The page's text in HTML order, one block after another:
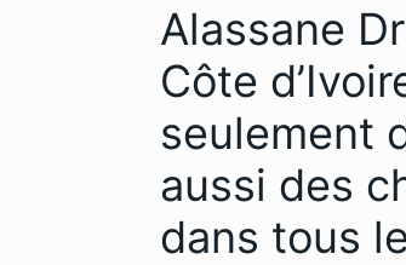
Alassane
Côte
seulement
aussi des
dans tous